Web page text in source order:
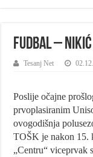
Fudbal –
Tesanj Net
Poslije očajne
prvoplasiranim
ovogodišnja
TOŠK je nakon 15.
„Centru“ viceprvak